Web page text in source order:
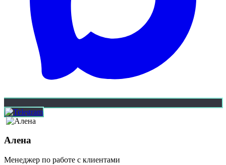
Алена
Менеджер по работе с клиентами